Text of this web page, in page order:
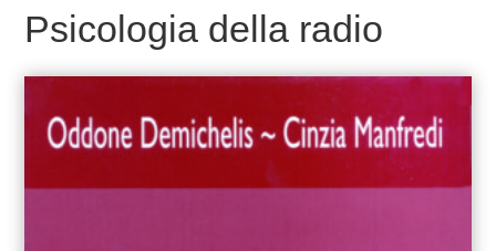
Psicologia della radio